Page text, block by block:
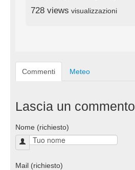
728 views visualizzazioni
Commenti Meteo
Lascia un commento
Nome (richiesto)
Mail (richiesto)